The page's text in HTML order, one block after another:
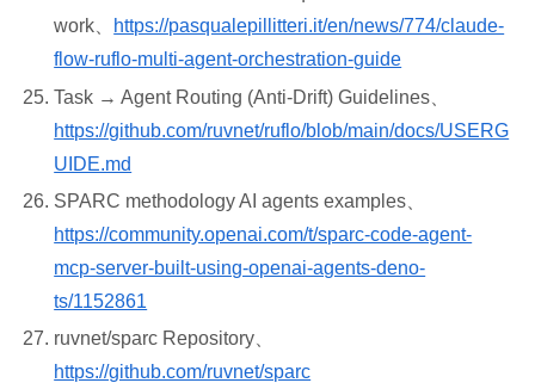
work、
https://pasqualepillitteri.it/en/news/774/claude-
flow-ruflo-multi-agent-orchestration-guide
Task → Agent Routing (Anti-Drift) Guidelines、
https://github.com/ruvnet/ruflo/blob/main/docs/USERG
UIDE.md
SPARC methodology AI agents examples、
https://community.openai.com/t/sparc-code-agent-
mcp-server-built-using-openai-agents-deno-
ts/1152861
ruvnet/sparc Repository、
https://github.com/ruvnet/sparc